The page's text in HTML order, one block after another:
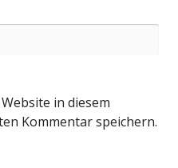
in diesem
Kommentar speichern.